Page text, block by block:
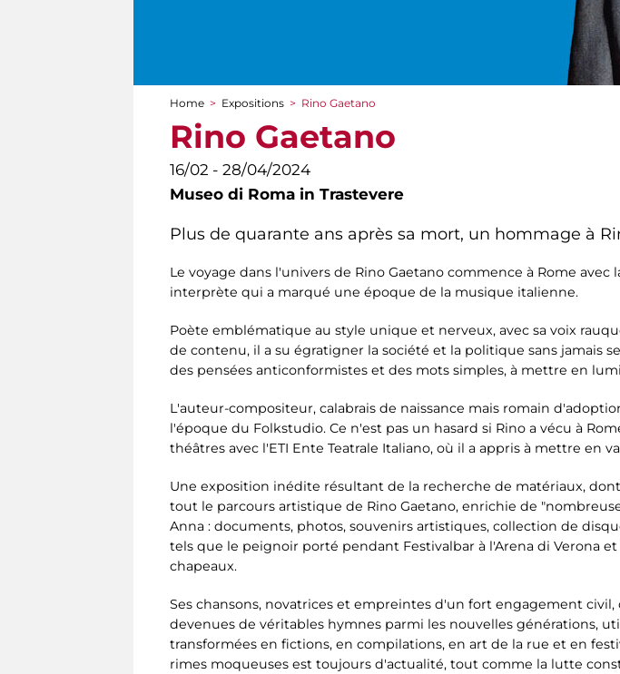
You are here
Home > Expositions > Rino Gaetano
Rino Gaetano
16/02 - 28/04/2024
Museo di Roma in Trastevere
Plus de quarante ans après sa mort, un hommage à
Le voyage dans l'univers de Rino Gaetano commence à Rome
interprète qui a marqué une époque de la musique italienne.
Poète emblématique au style unique et nerveux, avec sa voix
de contenu, il a su égratigner la société et la politique sans jamais
des pensées anticonformistes et des mots simples, à mettre en
L'auteur-compositeur, calabrais de naissance mais romain
l'époque du Folkstudio. Ce n'est pas un hasard si Rino a vécu à
théâtres avec l'ETI Ente Teatrale Italiano, où il a appris à mettre en
Une exposition inédite résultant de la recherche de matériaux,
tout le parcours artistique de Rino Gaetano, enrichie de
Anna : documents, photos, souvenirs artistiques, collection de
tels que le peignoir porté pendant Festivalbar à l'Arena di Verona
chapeaux.
Ses chansons, novatrices et empreintes d'un fort engagement
devenues de véritables hymnes parmi les nouvelles générations,
transformées en fictions, en compilations, en art de la rue et en
rimes moqueuses est toujours d'actualité, tout comme la lutte